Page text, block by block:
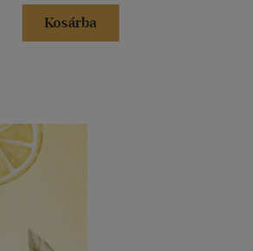
Kosárba